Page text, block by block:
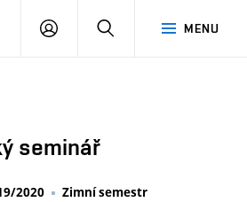
MENU
PŘIHLÁŠENÍ
seminář
2020 Zimní semestr